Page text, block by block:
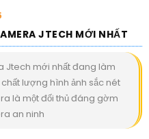
JTECH MỚI NHẤT
Jtech mới nhất đang làm
lượng hình ảnh sắc nét
là một đối thủ đáng gờm
an ninh